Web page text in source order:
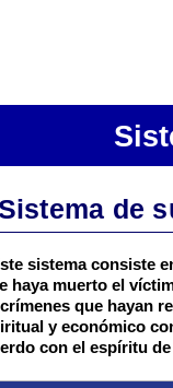
de
sistema consiste
haya muerto el
crímenes que hayan
y económico
con el espíritu